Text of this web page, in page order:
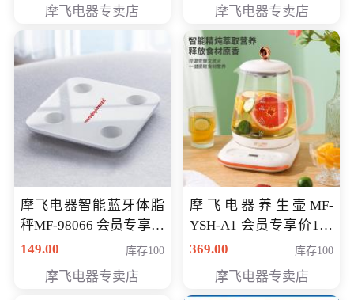
摩飞电器专卖店 摩飞电器专卖店
摩飞电器智能蓝牙体脂
秤MF-98066 会员专享价
98元
149.00 库存100
摩飞电器专卖店
摩飞电器养生壶MF-
YSH-A1 会员专享价198
元
369.00 库存100
摩飞电器专卖店